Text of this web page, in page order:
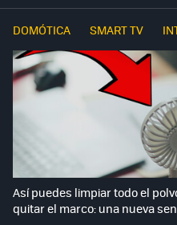
DOMÓTICA SMART TV
Así puedes limpiar todo el
quitar el marco: una nueva